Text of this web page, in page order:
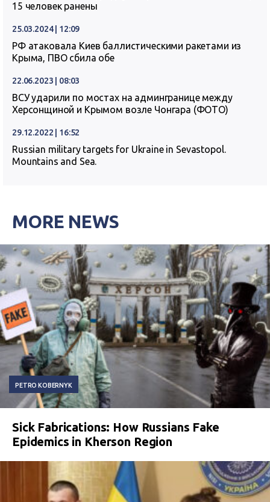
15 человек ранены
25.03.2024 | 12:09
РФ атаковала Киев баллистическими ракетами из
Крыма, ПВО сбила обе
22.06.2023 | 08:03
ВСУ ударили по мостах на админгранице между
Херсонщиной и Крымом возле Чонгара (ФОТО)
29.12.2022 | 16:52
Russian military targets for Ukraine in Sevastopol.
Mountains and Sea.
MORE NEWS
PETRO KOBERNYK
Sick Fabrications: How Russians Fake
Epidemics in Kherson Region